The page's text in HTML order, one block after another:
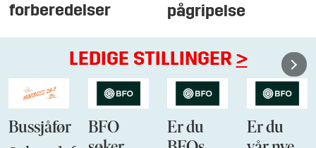
forberedelser
pågripelse
LEDIGE STILLINGER >
Bussjåfør
BFO
Er du
Er du